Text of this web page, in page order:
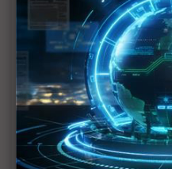
縣政府部署AIoT智慧防災
晶睿通訊AI安防解決方
Engine
西門子推出下一代AI加
F5與NetApp加速並簡化